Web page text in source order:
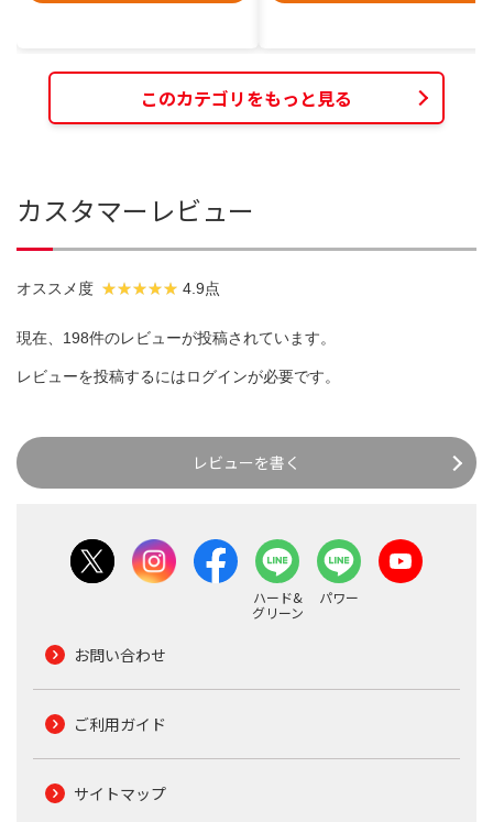
このカテゴリをもっと見る
カスタマーレビュー
オススメ度 4.9点
現在、198件のレビューが投稿されています。
レビューを投稿するにはログインが必要です。
レビューを書く
ハード&
グリーン
パワー
お問い合わせ
ご利用ガイド
サイトマップ